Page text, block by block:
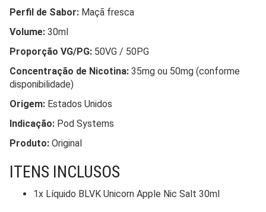
Perfil de Sabor: Maçã fresca
Volume: 30ml
Proporção VG/PG: 50VG / 50PG
Concentração de Nicotina: 35mg ou 50mg (conforme
disponibilidade)
Origem: Estados Unidos
Indicação: Pod Systems
Produto: Original
ITENS INCLUSOS
1x Líquido BLVK Unicorn Apple Nic Salt 30ml